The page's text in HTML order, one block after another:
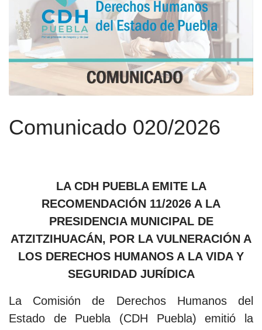
Comunicado 020/2026
LA CDH PUEBLA EMITE LA
RECOMENDACIÓN 11/2026 A LA
PRESIDENCIA MUNICIPAL DE
ATZITZIHUACÁN, POR LA VULNERACIÓN A
LOS DERECHOS HUMANOS A LA VIDA Y
SEGURIDAD JURÍDICA
La Comisión de Derechos Humanos del
Estado de Puebla (CDH Puebla) emitió la